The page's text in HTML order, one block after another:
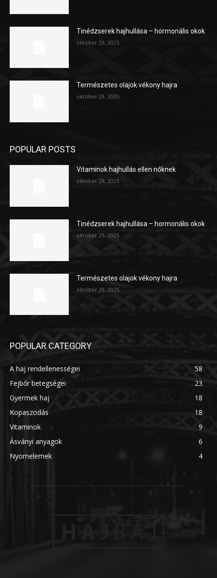
Tinédzserek hajhullása – hormonális okok
október 29, 2025
Természetes olajok vékony hajra
október 29, 2025
POPULAR POSTS
Vitaminok hajhullás ellen nőknek
október 29, 2025
Tinédzserek hajhullása – hormonális okok
október 29, 2025
Természetes olajok vékony hajra
október 29, 2025
POPULAR CATEGORY
A haj rendellenességei
58
Fejbőr betegségei
23
Gyermek haj
18
Kopaszodás
18
Vitaminok
9
Ásványi anyagok
6
Nyomelemek
4